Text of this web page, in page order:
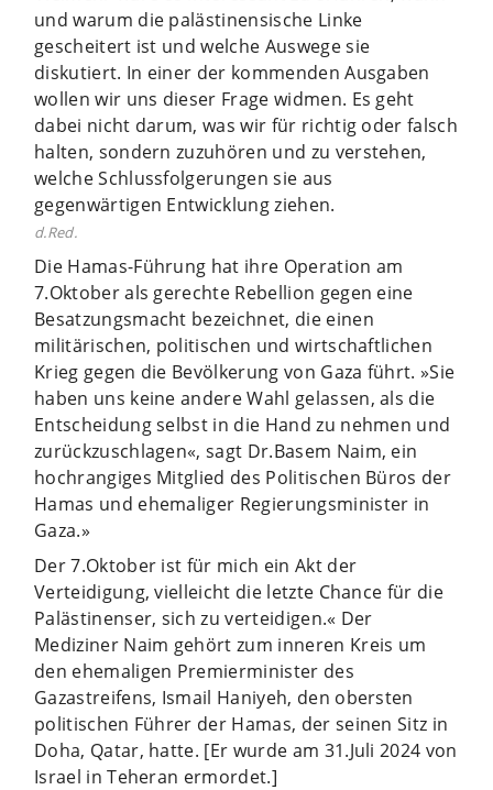
und warum die palästinensische Linke
gescheitert ist und welche Auswege sie
diskutiert. In einer der kommenden Ausgaben
wollen wir uns dieser Frage widmen. Es geht
dabei nicht darum, was wir für richtig oder falsch
halten, sondern zuzuhören und zu verstehen,
welche Schlussfolgerungen sie aus
gegenwärtigen Entwicklung ziehen.
d.Red.
Die Hamas-Führung hat ihre Operation am
7.Oktober als gerechte Rebellion gegen eine
Besatzungsmacht bezeichnet, die einen
militärischen, politischen und wirtschaftlichen
Krieg gegen die Bevölkerung von Gaza führt. »Sie
haben uns keine andere Wahl gelassen, als die
Entscheidung selbst in die Hand zu nehmen und
zurückzuschlagen«, sagt Dr.Basem Naim, ein
hochrangiges Mitglied des Politischen Büros der
Hamas und ehemaliger Regierungsminister in
Gaza.»
Der 7.Oktober ist für mich ein Akt der
Verteidigung, vielleicht die letzte Chance für die
Palästinenser, sich zu verteidigen.« Der
Mediziner Naim gehört zum inneren Kreis um
den ehemaligen Premierminister des
Gazastreifens, Ismail Haniyeh, den obersten
politischen Führer der Hamas, der seinen Sitz in
Doha, Qatar, hatte. [Er wurde am 31.Juli 2024 von
Israel in Teheran ermordet.]